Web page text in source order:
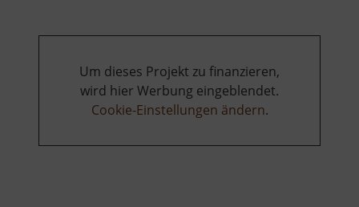
Um dieses Projekt zu finanzieren,
wird hier Werbung eingeblendet.
Cookie-Einstellungen ändern.